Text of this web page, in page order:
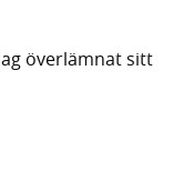
överlämnat sitt